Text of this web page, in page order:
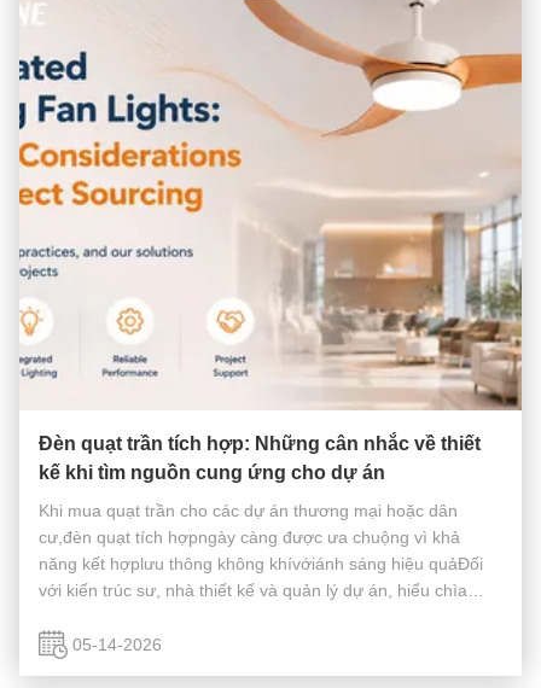
Đèn quạt trần tích hợp: Những cân nhắc về thiết
kế khi tìm nguồn cung ứng cho dự án
Khi mua quạt trần cho các dự án thương mại hoặc dân
cư,đèn quạt tích hợpngày càng được ưa chuộng vì khả
năng kết hợplưu thông không khívớiánh sáng hiệu quảĐối
với kiến trúc sư, nhà thiết kế và quản lý dự án, hiểu chìa
đúng cho cả haihiệu suấtv...
05-14-2026